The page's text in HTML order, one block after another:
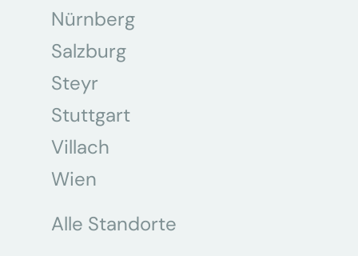
Nürnberg
Salzburg
Steyr
Stuttgart
Villach
Wien
Alle Standorte